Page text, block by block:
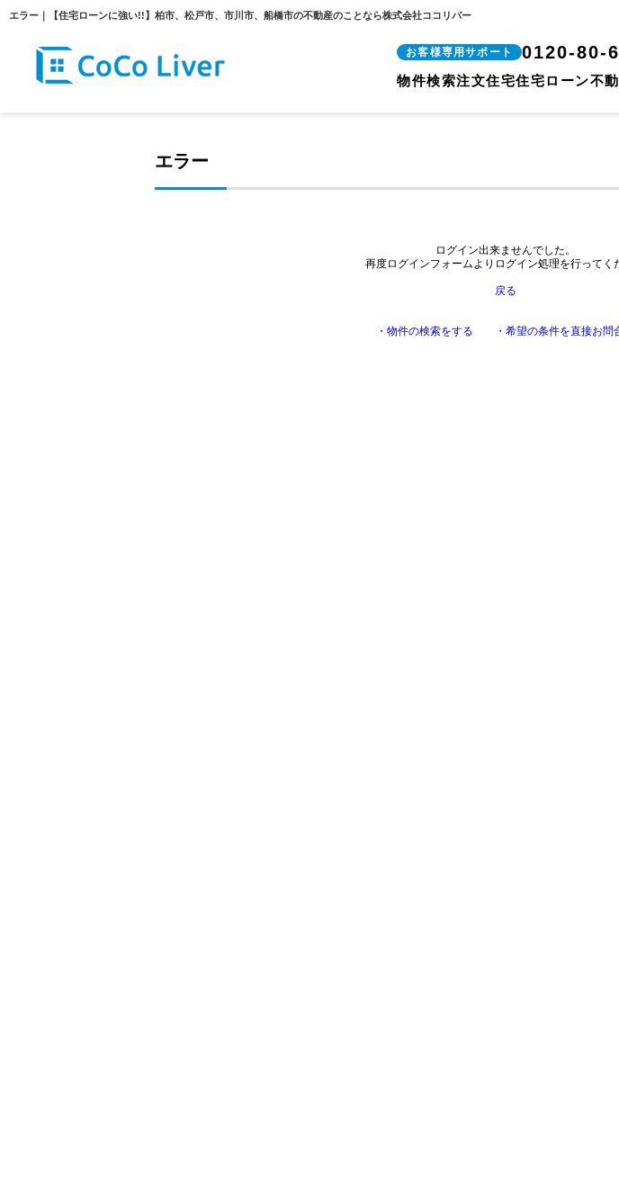
エラー｜【住宅ローンに強い!!】柏市、松戸市、市川市、船橋市の不動産のことなら株式会社ココリバー
お客様専用サポート 0120-80-
物件検索注文住宅住宅ローン不
エラー
ログイン出来ませんでした。
再度ログインフォームよりログイン処理を行ってく
戻る
・物件の検索をする ・希望の条件を直接お問